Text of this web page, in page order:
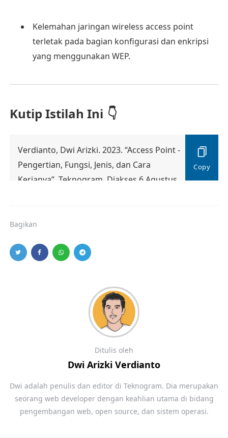
Kelemahan jaringan wireless access point
terletak pada bagian konfigurasi dan enkripsi
yang menggunakan WEP.
Kutip Istilah Ini
Verdianto, Dwi Arizki. 2023. “Access Point -
Pengertian, Fungsi, Jenis, dan Cara
Kerjanya”. Teknogram. Diakses 6 Agustus
Bagikan
Ditulis oleh
Dwi Arizki Verdianto
Dwi adalah penulis dan editor di Teknogram. Dia merupakan
seorang web developer dengan keahlian utama di bidang
pengembangan web, open source, dan sistem operasi.